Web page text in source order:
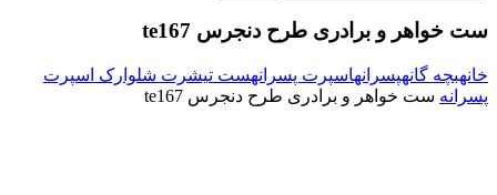
ست خواهر و برادری طرح دنجرس te167
خانهبچه گانهپسرانهاسپرت پسرانهست تیشرت شلوارک اسپرت
پسرانه ست خواهر و برادری طرح دنجرس te167